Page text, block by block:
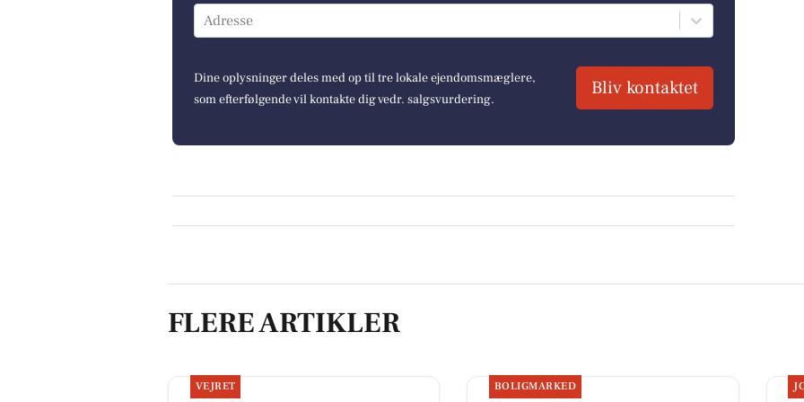
Adresse
Dine oplysninger deles med op til tre lokale ejendomsmæglere,
som efterfølgende vil kontakte dig vedr. salgsvurdering.
Bliv kontaktet
FLERE ARTIKLER
VEJRET BOLIGMARKED